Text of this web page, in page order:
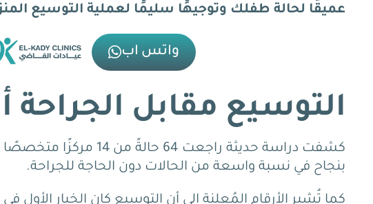
عميقًا لحالة طفلك وتوجيهًا سليمًا لعملية التوسيع
واتس اب
التوسيع مقابل
كشفت دراسة حديثة راجعت
بنجاح في نسبة واسعة من الحالات دون الحاجة للجراحة.
كما تُشير الأرقام المُعلنة إلى أن التوسيع كان الخيار الأول